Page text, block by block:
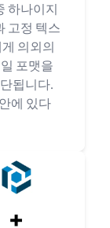
하나이지
고정 텍스
의외의
포맷을
됩니다.
에 있다